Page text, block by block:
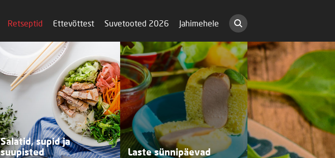
Retseptid Ettevõttest Suvetooted 2026 Jahimehele
Salatid, supid ja
suupisted
Laste sünnipäevad